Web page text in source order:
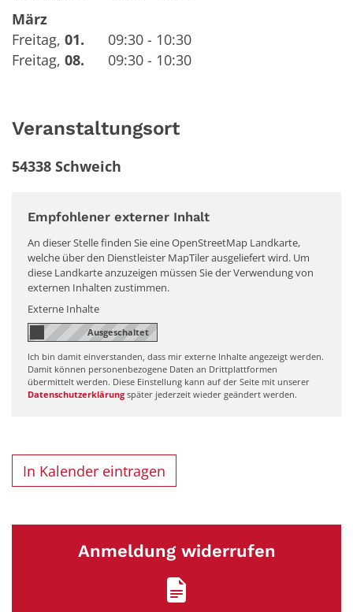
März
Freitag, 01.
09:30 - 10:30
Freitag, 08. 09:30 - 10:30
Veranstaltungsort
54338 Schweich
Empfohlener externer Inhalt
An dieser Stelle finden Sie eine OpenStreetMap Landkarte,
welche über den Dienstleister MapTiler ausgeliefert wird. Um
diese Landkarte anzuzeigen müssen Sie der Verwendung von
externen Inhalten zustimmen.
Externe Inhalte
Ich bin damit einverstanden, dass mir externe Inhalte angezeigt werden.
Damit können personenbezogene Daten an Drittplattformen
übermittelt werden. Diese Einstellung kann auf der Seite mit unserer
Datenschutzerklärung später jederzeit wieder geändert werden.
In Kalender eintragen
Anmeldung widerrufen